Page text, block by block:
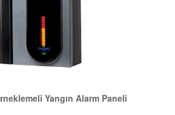
Yangın Alarm Paneli